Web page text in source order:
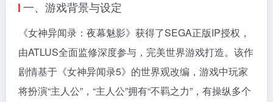
一、游戏背景与设定
《女神异闻录：夜幕魅影》获得了SEGA正版IP授权，
由ATLUS全面监修深度参与，完美世界游戏打造。该作
剧情基于《女神异闻录5》的世界观改编，游戏中玩家
将扮演“主人公”，“主人公”拥有“不羁之力”，有操纵多个